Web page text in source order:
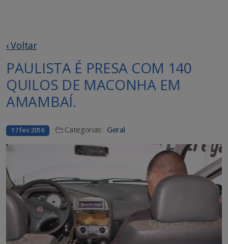
‹ Voltar
PAULISTA É PRESA COM 140
QUILOS DE MACONHA EM
AMAMBAÍ.
17 fev 2016 Categorias: Geral